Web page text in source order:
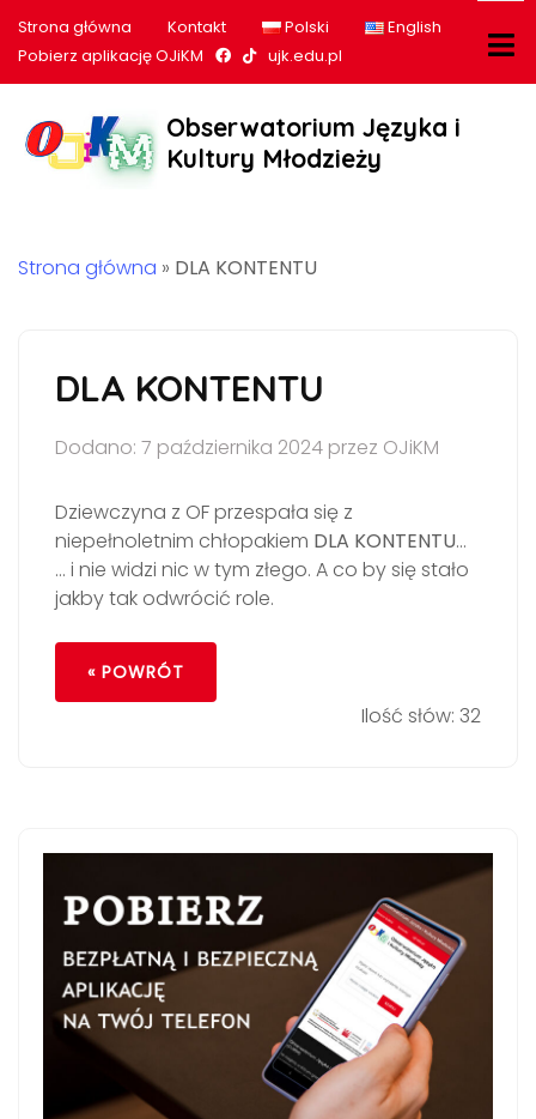
Strona główna Kontakt Polski
English
Pobierz aplikację OJiKM
Nasz profil na Facebook
Nasz profil na tiktok
ujk.edu.pl
Obserwatorium Języka i
Kultury Młodzieży
Strona główna » DLA KONTENTU
DLA KONTENTU
Dodano: 7 października 2024 przez OJiKM
Dziewczyna z OF przespała się z
niepełnoletnim chłopakiem DLA KONTENTU…
… i nie widzi nic w tym złego. A co by się stało
jakby tak odwrócić role.
« POWRÓT
Ilość słów: 32